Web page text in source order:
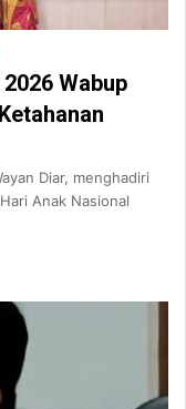
Wabup
Diar, menghadiri
Anak Nasional